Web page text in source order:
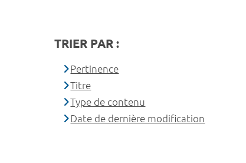
TRIER PAR :
Pertinence
Titre
Type de contenu
Date de dernière modification